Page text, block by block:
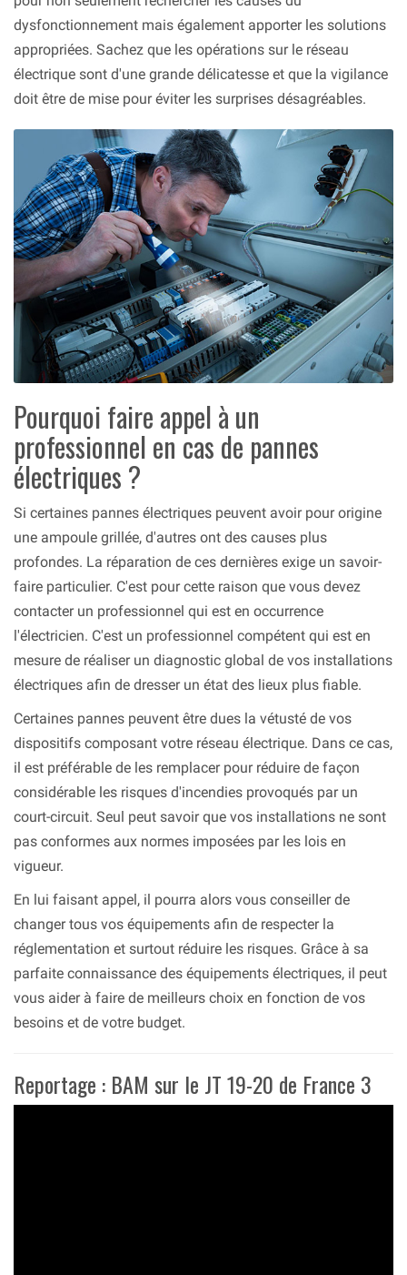
dysfonctionnement mais également apporter les solutions
appropriées. Sachez que les opérations sur le réseau
électrique sont d'une grande délicatesse et que la vigilance
doit être de mise pour éviter les surprises désagréables.
Pourquoi faire appel à un
professionnel en cas de pannes
électriques ?
Si certaines pannes électriques peuvent avoir pour origine
une ampoule grillée, d'autres ont des causes plus
profondes. La réparation de ces dernières exige un savoir-
faire particulier. C'est pour cette raison que vous devez
contacter un professionnel qui est en occurrence
l'électricien. C'est un professionnel compétent qui est en
mesure de réaliser un diagnostic global de vos installations
électriques afin de dresser un état des lieux plus fiable.
Certaines pannes peuvent être dues la vétusté de vos
dispositifs composant votre réseau électrique. Dans ce cas,
il est préférable de les remplacer pour réduire de façon
considérable les risques d'incendies provoqués par un
court-circuit. Seul peut savoir que vos installations ne sont
pas conformes aux normes imposées par les lois en
vigueur.
En lui faisant appel, il pourra alors vous conseiller de
changer tous vos équipements afin de respecter la
réglementation et surtout réduire les risques. Grâce à sa
parfaite connaissance des équipements électriques, il peut
vous aider à faire de meilleurs choix en fonction de vos
besoins et de votre budget.
Reportage : BAM sur le JT 19-20 de France 3